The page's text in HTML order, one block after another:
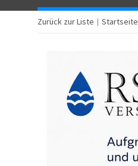
Zurück zur Liste Startseite